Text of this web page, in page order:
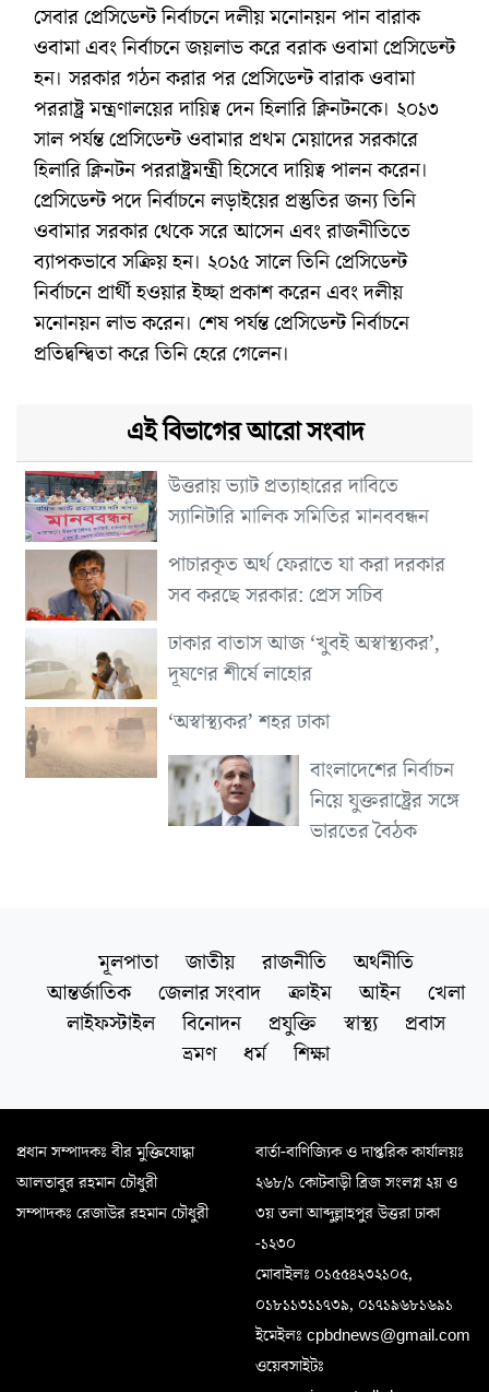
সেবার প্রেসিডেন্ট নির্বাচনে দলীয় মনোনয়ন পান বারাক
ওবামা এবং নির্বাচনে জয়লাভ করে বরাক ওবামা প্রেসিডেন্ট
হন। সরকার গঠন করার পর প্রেসিডেন্ট বারাক ওবামা
পররাষ্ট্র মন্ত্রণালয়ের দায়িত্ব দেন হিলারি ক্লিনটনকে। ২০১৩
সাল পর্যন্ত প্রেসিডেন্ট ওবামার প্রথম মেয়াদের সরকারে
হিলারি ক্লিনটন পররাষ্ট্রমন্ত্রী হিসেবে দায়িত্ব পালন করেন।
প্রেসিডেন্ট পদে নির্বাচনে লড়াইয়ের প্রস্তুতির জন্য তিনি
ওবামার সরকার থেকে সরে আসেন এবং রাজনীতিতে
ব্যাপকভাবে সক্রিয় হন। ২০১৫ সালে তিনি প্রেসিডেন্ট
নির্বাচনে প্রার্থী হওয়ার ইচ্ছা প্রকাশ করেন এবং দলীয়
মনোনয়ন লাভ করেন। শেষ পর্যন্ত প্রেসিডেন্ট নির্বাচনে
প্রতিদ্বন্দ্বিতা করে তিনি হেরে গেলেন।
এই বিভাগের আরো সংবাদ
উত্তরায় ভ্যাট প্রত্যাহারের দাবিতে
স্যানিটারি মালিক সমিতির মানববন্ধন
পাচারকৃত অর্থ ফেরাতে যা করা দরকার
সব করছে সরকার: প্রেস সচিব
ঢাকার বাতাস আজ ‘খুবই অস্বাস্থ্যকর’,
দূষণের শীর্ষে লাহোর
‘অস্বাস্থ্যকর’ শহর ঢাকা
বাংলাদেশের নির্বাচন
নিয়ে যুক্তরাষ্ট্রের সঙ্গে
ভারতের বৈঠক
মূলপাতা জাতীয় রাজনীতি
অর্থনীতি
আন্তর্জাতিক
জেলার সংবাদ ক্রাইম আইন
খেলা
লাইফস্টাইল
বিনোদন প্রযুক্তি স্বাস্থ্য
প্রবাস
ভ্রমণ
ধর্ম শিক্ষা
প্রধান সম্পাদকঃ বীর মুক্তিযোদ্ধা
আলতাবুর রহমান চৌধুরী
সম্পাদকঃ রেজাউর রহমান চৌধুরী
বার্তা-বাণিজ্যিক ও দাপ্তরিক কার্যালয়ঃ
২৬৮/১ কোটবাড়ী ব্রিজ সংলগ্ন ২য় ও
৩য় তলা আব্দুল্লাহপুর উত্তরা ঢাকা
-১২৩০
মোবাইলঃ ০১৫৫৪২৩২১০৫,
০১৮১১৩১১৭৩৯, ০১৭১৯৬৮১৬৯১
ইমেইলঃ cpbdnews@gmail.com
ওয়েবসাইটঃ